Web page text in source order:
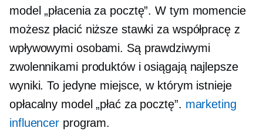
model „płacenia za pocztę”. W tym momencie
możesz płacić niższe stawki za współpracę z
wpływowymi osobami. Są prawdziwymi
zwolennikami produktów i osiągają najlepsze
wyniki. To jedyne miejsce, w którym istnieje
opłacalny model „płać za pocztę”. marketing
influencer program.